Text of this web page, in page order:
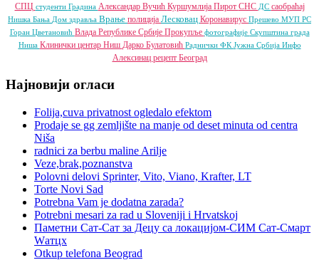
СПЦ студенти Градина Александар Вучић Куршумлија Пирот СНС ДС саобраћај
Нишка Бања Дом здравља Врање полиција Лесковац Коронавирус Прешево МУП РС
Горан Цветановић Влада Републике Србије Прокупље фотографије Скупштина града
Ниша Клинички центар Ниш Дарко Булатовић Раднички ФК Јужна Србија Инфо
Алексинац рецепт Београд
Најновији огласи
Folija,cuva privatnost ogledalo efektom
Prodaje se gg zemljište na manje od deset minuta od centra
Niša
radnici za berbu maline Arilje
Veze,brak,poznanstva
Polovni delovi Sprinter, Vito, Viano, Krafter, LT
Torte Novi Sad
Potrebna Vam je dodatna zarada?
Potrebni mesari za rad u Sloveniji i Hrvatskoj
Паметни Сат-Сат за Децу са локацијом-СИМ Сат-Смарт
Wатцх
Otkup telefona Beograd